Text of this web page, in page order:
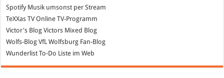
SpotifyMusik umsonst per Stream
TeXXas TVOnline TV-Programm
Victor's Blog Victors Mixed Blog
Wolfs-Blog VfL Wolfsburg Fan-Blog
WunderlistTo-Do Liste im Web